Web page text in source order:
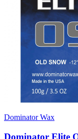
Dominator Wax
Dominator Elite